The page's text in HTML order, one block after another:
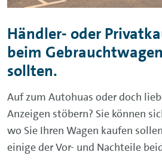
Händler- oder
beim
sollten.
Auf zum Autohuas oder doch
Anzeigen stöbern? Sie können
wo Sie Ihren Wagen kaufen
einige der Vor- und Nachteile